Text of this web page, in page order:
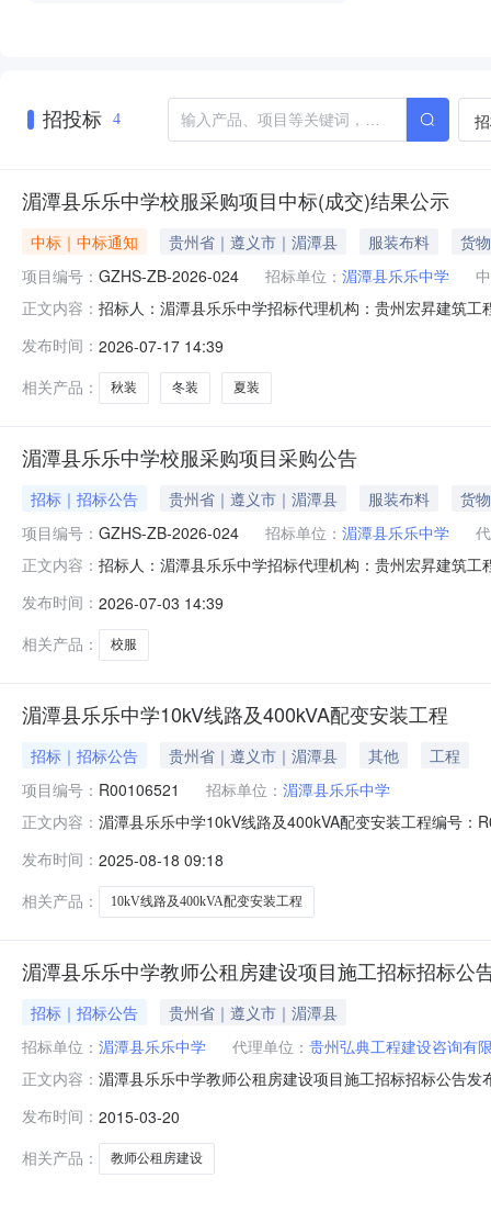
招投标 4
湄潭县乐乐中学校服采购项目中标(成交)结果公示
中标｜中标通知 贵州省｜遵义市｜湄潭县 服装布料
货物
项目编号： GZHS-ZB-2026-024 招标单位： 湄潭县乐乐中学
正文内容： 招标人：湄潭县乐乐中学招标代理机构：贵州宏昇建筑
购项目中标（成交）结果公示项目编号:GZHS-ZB-2026-
发布时间： 2026-07-17 14:39
相关产品：
秋装 冬装 夏装
湄潭县乐乐中学校服采购项目采购公告
招标｜招标公告 贵州省｜遵义市｜湄潭县 服装布料
货物
项目编号： GZHS-ZB-2026-024 招标单位： 湄潭县乐乐中学
正文内容： 招标人：湄潭县乐乐中学招标代理机构：贵州宏昇建筑
人数约为600人标准进行采购。（2）最高限价:夏装85元
发布时间： 2026-07-03 14:39
相关产品：
校服
湄潭县乐乐中学10kV线路及400kVA配变安装工程
招标｜招标公告 贵州省｜遵义市｜湄潭县 其他
工程
项目编号： R00106521 招标单位： 湄潭县乐乐中学
正文内容： 湄潭县乐乐中学10kV线路及400kVA配变安装工程编号
发布时间： 2025-08-18 09:18
相关产品：
10kV线路及400kVA配变安装工程
湄潭县乐乐中学教师公租房建设项目施工招标招标公
招标｜招标公告
贵州省｜遵义市｜湄潭县
招标单位： 湄潭县乐乐中学 代理单位： 贵州弘典工程建设咨询有
正文内容： 湄潭县乐乐中学教师公租房建设项目施工招标招标公告
师公租房建设项目已由湄潭县发展和改革局以湄发改投
２．
发布时间： 2015-03-20
相关产品：
教师公租房建设